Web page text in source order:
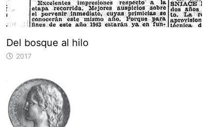
Del bosque al hilo
2017